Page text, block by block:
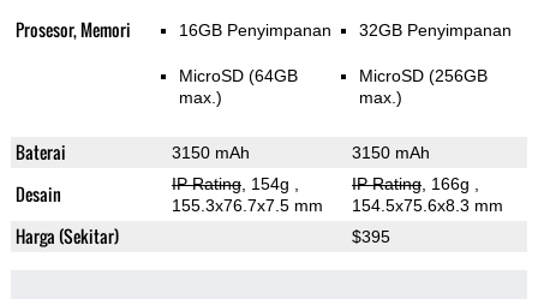
Prosesor, Memori 16GB Penyimpanan
MicroSD (64GB
max.)
32GB Penyimpanan
MicroSD (256GB
max.)
Baterai 3150 mAh 3150 mAh
Desain IP Rating, 154g
155.3x76.7x7.5 mm
IP Rating, 166g
154.5x75.6x8.3 mm
Harga (Sekitar) $395